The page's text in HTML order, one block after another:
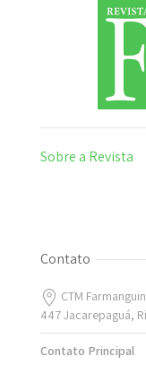
Sobre a Revista
Contato
CTM
447 Jacarepaguá,
Contato Principal